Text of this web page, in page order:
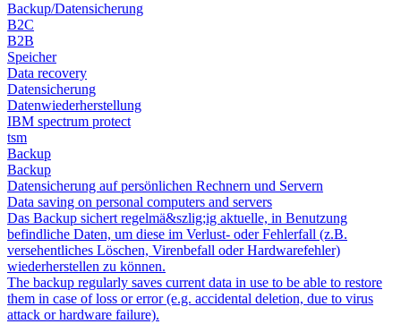
Backup/Datensicherung
B2C
B2B
Speicher
Data recovery
Datensicherung
Datenwiederherstellung
IBM spectrum protect
tsm
Backup
Backup
Datensicherung auf persönlichen Rechnern und Servern
Data saving on personal computers and servers
Das Backup sichert regelmä&szlig;ig aktuelle, in Benutzung
befindliche Daten, um diese im Verlust- oder Fehlerfall (z.B.
versehentliches Löschen, Virenbefall oder Hardwarefehler)
wiederherstellen zu können.
The backup regularly saves current data in use to be able to restore
them in case of loss or error (e.g. accidental deletion, due to virus
attack or hardware failure).